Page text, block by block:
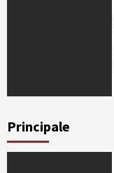
Principale